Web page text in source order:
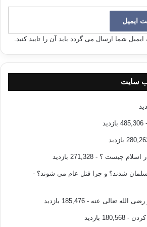
ایمیل شما ارسال می گردد باید آن را تایید کنید.
سایت
- 485,306 بازدید
اسلام چیست ؟ - 271,328 بازدید
شدند؟ و چرا قتل عام می شوند؟ -
الله تعالی عنه - 185,476 بازدید
- 180,568 بازدید